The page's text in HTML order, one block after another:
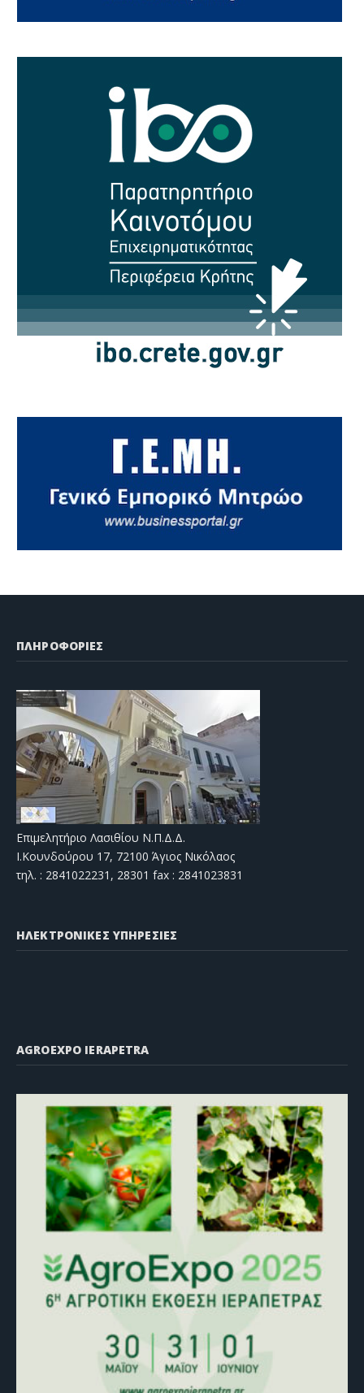
ΠΛΗΡΟΦΟΡΙΕΣ
Επιμελητήριο Λασιθίου Ν.Π.Δ.Δ.
Ι.Κουνδούρου 17, 72100 Άγιος Νικόλαος
τηλ. : 2841022231, 28301 fax : 2841023831
ΗΛΕΚΤΡΟΝΙΚΕΣ ΥΠΗΡΕΣΙΕΣ
AGROEXPO IERAPETRA